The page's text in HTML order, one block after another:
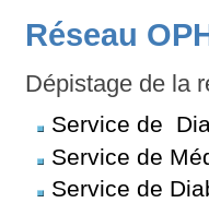
Réseau
Dépistage de la
Service de
Service de
Service de